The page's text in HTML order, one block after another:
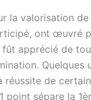
la valorisation
ont œuvré
apprécié de
Quelques
réussite de
point sépare la